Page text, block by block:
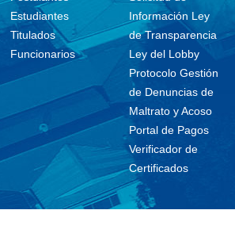
Estudiantes
Titulados
Funcionarios
Información Ley
de Transparencia
Ley del Lobby
Protocolo Gestión
de Denuncias de
Maltrato y Acoso
Portal de Pagos
Verificador de
Certificados